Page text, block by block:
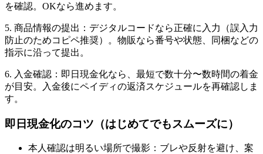
を確認。OKなら進めます。
5. 商品情報の提出：デジタルコードなら正確に入力（誤入力
防止のためコピペ推奨）。物販なら番号や状態、同梱などの
指示に沿って提出。
6. 入金確認：即日現金化なら、最短で数十分〜数時間の着金
が目安。入金後にペイディの返済スケジュールを再確認しま
す。
即日現金化のコツ（はじめてでもスムーズに）
本人確認は明るい場所で撮影：ブレや反射を避け、案